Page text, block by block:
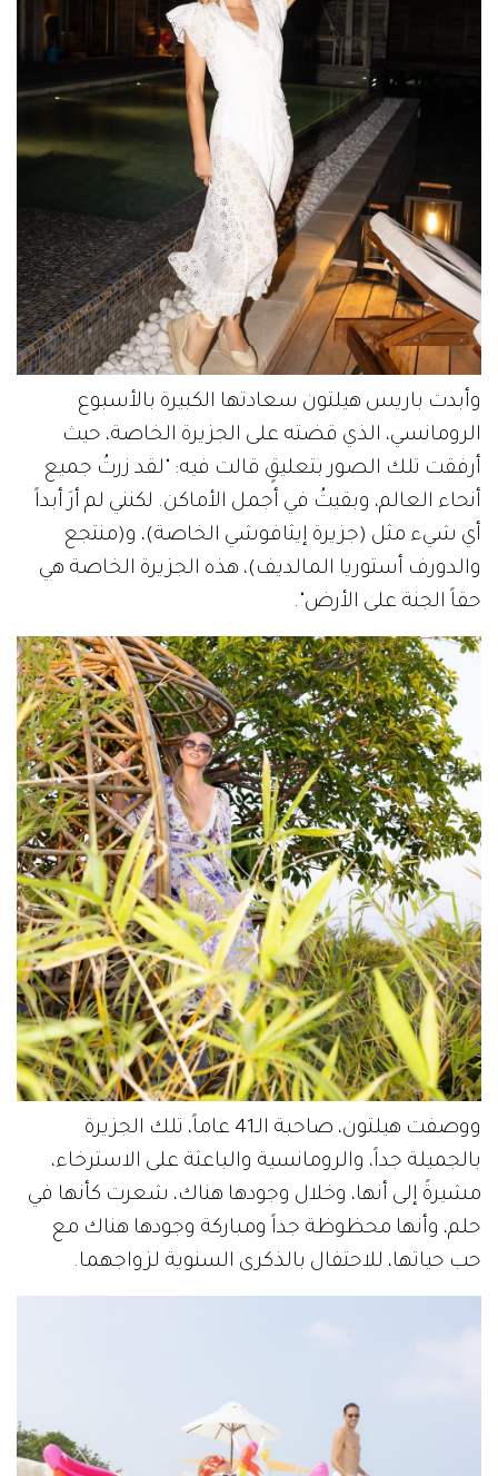
وأبدت باريس هيلتون سعادتها الكبيرة بالأسبوع
الرومانسي، الذي قضته على الجزيرة الخاصة، حيث
أرفقت تلك الصور بتعليقٍ قالت فيه: "لقد زرتُ جميع
أنحاء العالم، وبقيتُ في أجمل الأماكن. لكنني لم أرَ أبداً
أي شيء مثل (جزيرة إيثافوشي الخاصة)، و(منتجع
والدورف أستوريا المالديف)، هذه الجزيرة الخاصة هي
حقاً الجنة على الأرض".
ووصفت هيلتون، صاحبة الـ41 عاماً، تلك الجزيرة
بالجميلة جداً، والرومانسية والباعثة على الاسترخاء،
مشيرةً إلى أنها، وخلال وجودها هناك، شعرت كأنها في
حلم، وأنها محظوظة جداً ومباركة وجودها هناك مع
حب حياتها، للاحتفال بالذكرى السنوية لزواجهما.